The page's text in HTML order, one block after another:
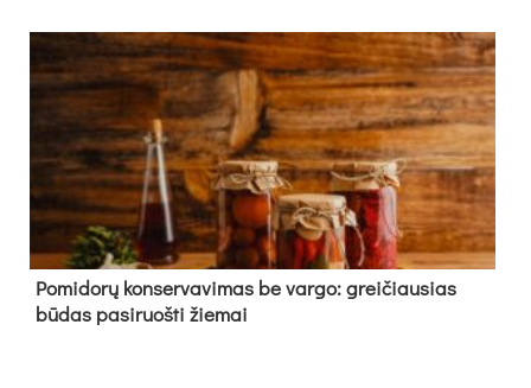
Pomidorų konservavimas be vargo: greičiausias
būdas pasiruošti žiemai